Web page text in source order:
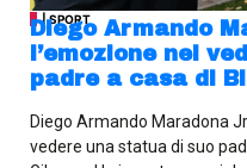
| SPORT
Diego Armando
l’emozione nel
padre a casa di
Diego Armando Maradona
vedere una statua di suo